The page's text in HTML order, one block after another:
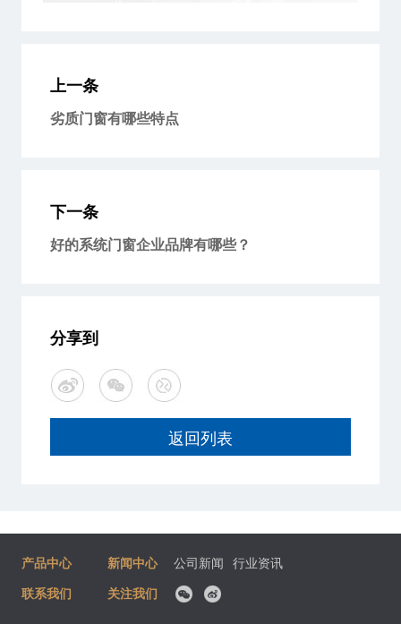
上一条
劣质门窗有哪些特点
下一条
好的系统门窗企业品牌有哪些？
分享到
返回列表
产品中心 新闻中心 公司新闻 行业资讯
联系我们
关注我们